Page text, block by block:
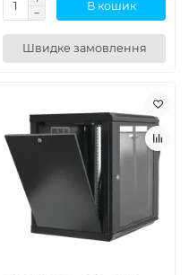
В кошик
Швидке замовлення